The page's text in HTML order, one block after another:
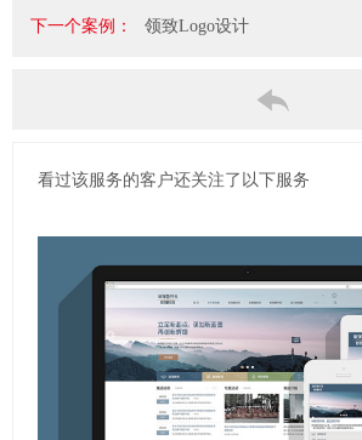
下一个案例： 领致Logo设计
看过该服务的客户还关注了以下服务